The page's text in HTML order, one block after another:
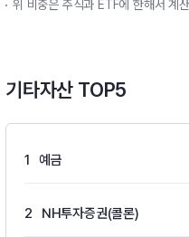
위 비중은 주식과 ETF에 한해서 계
기타자산 TOP5
1 예금
2 NH투자증권(콜론)